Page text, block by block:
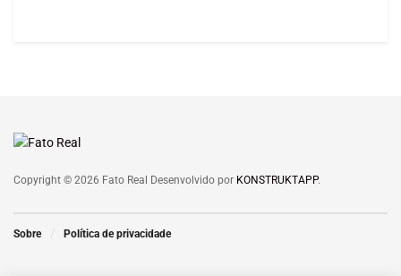
Copyright © 2026 Fato Real Desenvolvido por KONSTRUKTAPP.
Sobre Política de privacidade